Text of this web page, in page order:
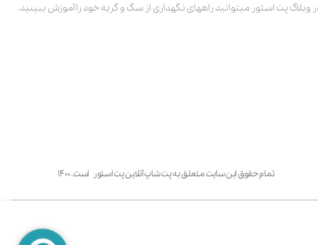
وبلاگ پت استور میتوانید راههای نگهداری از سگ و گربه خود را آموزش ببینید.
تمام حقوق این سایت متعلق به پت شاپ آنلاین پت استور است. ۱۴۰۰